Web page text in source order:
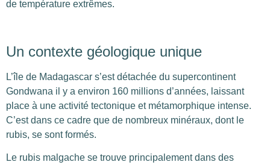
de température extrêmes.
Un contexte géologique unique
L’île de Madagascar s’est détachée du supercontinent
Gondwana il y a environ 160 millions d’années, laissant
place à une activité tectonique et métamorphique intense.
C’est dans ce cadre que de nombreux minéraux, dont le
rubis, se sont formés.
Le rubis malgache se trouve principalement dans des